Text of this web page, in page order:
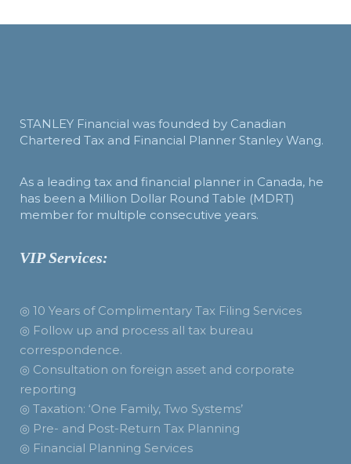
STANLEY Financial was founded by Canadian
Chartered Tax and Financial Planner Stanley Wang.
As a leading tax and financial planner in Canada, he
has been a Million Dollar Round Table (MDRT)
member for multiple consecutive years.
VIP Services:
◎ 10 Years of Complimentary Tax Filing Services
◎ Follow up and process all tax bureau
correspondence.
◎ Consultation on foreign asset and corporate
reporting
◎ Taxation: ‘One Family, Two Systems’
◎ Pre- and Post-Return Tax Planning
◎ Financial Planning Services